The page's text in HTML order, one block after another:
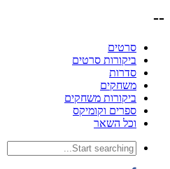
--
סרטים
ביקורות סרטים
סדרות
משחקים
ביקורות משחקים
ספרים וקומיקס
וכל השאר